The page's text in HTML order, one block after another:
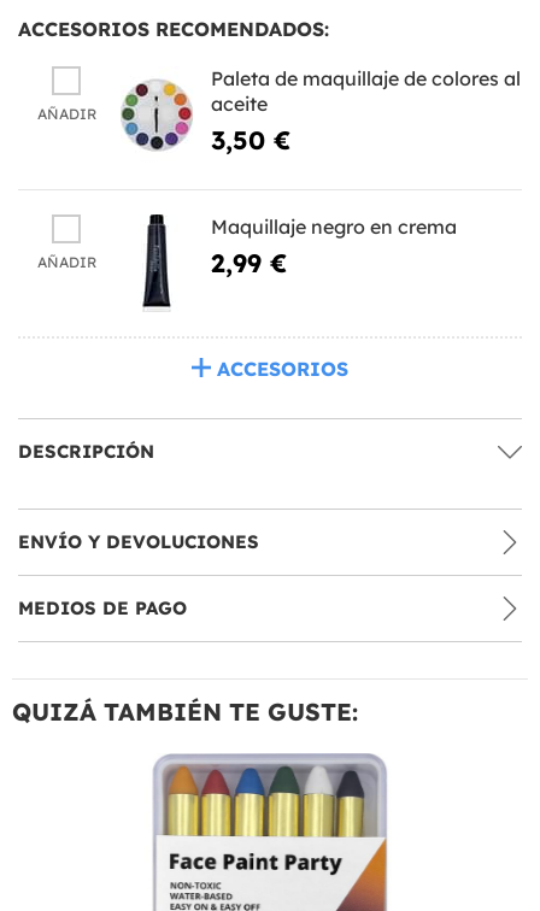
ACCESORIOS RECOMENDADOS:
AÑADIR
Paleta de maquillaje de colores al
aceite
3,50 €
AÑADIR
Maquillaje negro en crema
2,99 €
ACCESORIOS
DESCRIPCIÓN
ENVÍO Y DEVOLUCIONES
MEDIOS DE PAGO
QUIZÁ TAMBIÉN TE GUSTE: